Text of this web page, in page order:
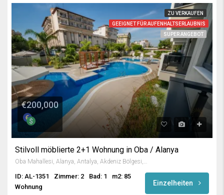
ZU VERKAUFEN
GEEIGNET FÜR AUFENHALTSERLAUBNIS
SUPER ANGEBOT
€200,000
Stilvoll möblierte 2+1 Wohnung in Oba / Alanya
ID: AL-1351 Zimmer: 2 Bad: 1
m2: 85
Wohnung
Einzelheiten